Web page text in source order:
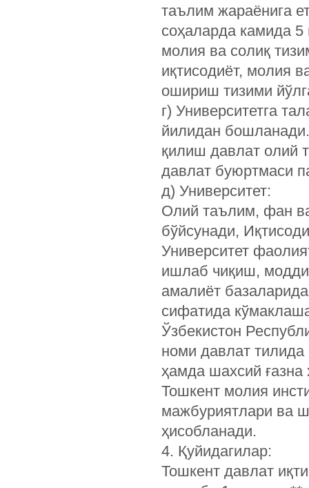
таълим жараёнига
соҳаларда камида 5
молия ва солиқ
иқтисодиёт, молия
ошириш тизими
г) Университетга
йилидан
қилиш давлат олий
давлат буюртмаси
д) Университет:
Олий таълим, фан
бўйсунади,
Университет
ишлаб чиқиш,
амалиёт
сифатида
Ўзбекистон
номи давлат тилида
ҳамда шахсий ғазна
Тошкент молия
мажбуриятлари ва
ҳисобланади.
4. Қуйидагилар:
Тошкент давлат